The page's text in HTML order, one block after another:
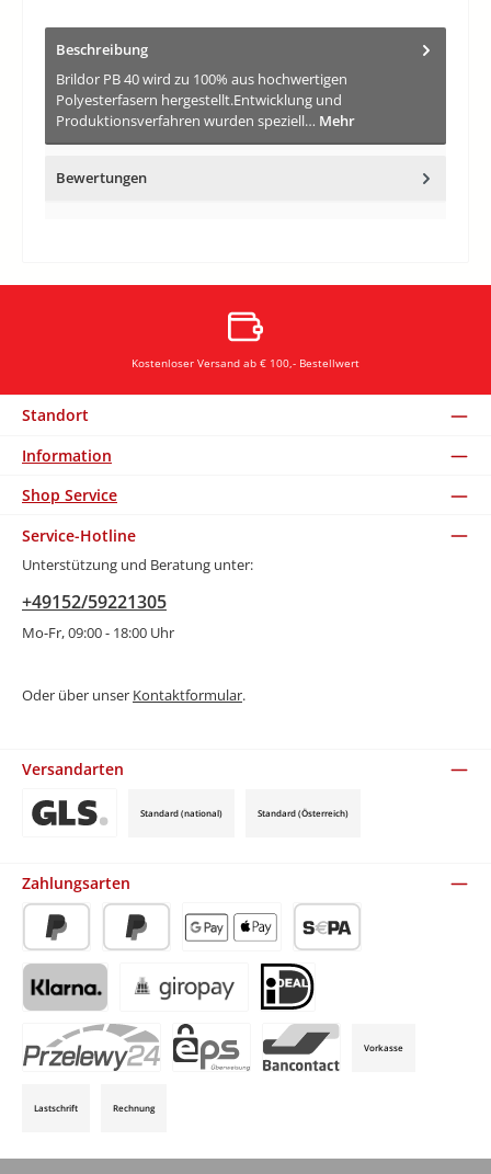
Beschreibung
Brildor PB 40 wird zu 100% aus hochwertigen
Polyesterfasern hergestellt.Entwicklung und
Produktionsverfahren wurden speziell… Mehr
Bewertungen
Kostenloser Versand ab € 100,- Bestellwert
Standort
Information
Shop Service
Service-Hotline
Unterstützung und Beratung unter:
+49152/59221305
Mo-Fr, 09:00 - 18:00 Uhr
Oder über unser Kontaktformular.
Versandarten
Standard (national) Standard (Österreich)
Zahlungsarten
PayPal Später BezahlenApple Pay / Google Pay (via Stripe)
SEPA-Lastschrift (via Stripe)
Klarna (via Stripe)Giropay (via Stripe) iDeal (via Stripe)
Vorkasse
Lastschrift Rechnung